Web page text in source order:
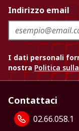
Indirizzo email
I dati personali
nostra Politica
Contattaci
02.66.058.1